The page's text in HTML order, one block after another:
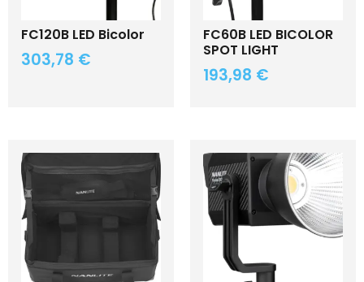
FC120B LED Bicolor
303,78 €
FC60B LED BICOLOR
SPOT LIGHT
193,98 €